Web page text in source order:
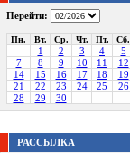
Перейти:
Пн. Вт. Ср. Чт. Пт. Сб.
1 2 3 4 5
7
8 9 10 11 12
14
15 16 17 18 19
21
22 23 24 25 26
28
29 30
РАССЫЛКА